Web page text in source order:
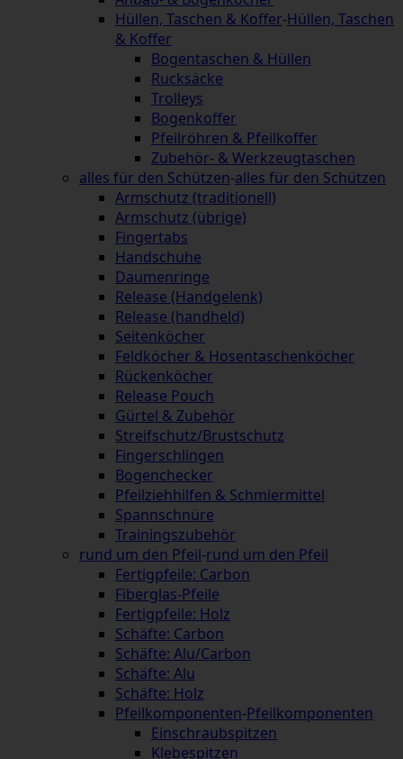
Hüllen, Taschen & Koffer-Hüllen, Taschen
& Koffer
Bogentaschen & Hüllen
Rucksäcke
Trolleys
Bogenkoffer
Pfeilröhren & Pfeilkoffer
Zubehör- & Werkzeugtaschen
alles für den Schützen-alles für den Schützen
Armschutz (traditionell)
Armschutz (übrige)
Fingertabs
Handschuhe
Daumenringe
Release (Handgelenk)
Release (handheld)
Seitenköcher
Feldköcher & Hosentaschenköcher
Rückenköcher
Release Pouch
Gürtel & Zubehör
Streifschutz/Brustschutz
Fingerschlingen
Bogenchecker
Pfeilziehhilfen & Schmiermittel
Spannschnüre
Trainingszubehör
rund um den Pfeil-rund um den Pfeil
Fertigpfeile: Carbon
Fiberglas-Pfeile
Fertigpfeile: Holz
Schäfte: Carbon
Schäfte: Alu/Carbon
Schäfte: Alu
Schäfte: Holz
Pfeilkomponenten-Pfeilkomponenten
Einschraubspitzen
Klebespitzen